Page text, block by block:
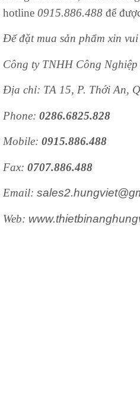
hotline 0915.886.488 để
Để đặt mua sản phẩm xin
Công ty TNHH Công
Địa chỉ: TA 15, P. Thới An,
Phone: 0286.6825.828
Mobile: 0915.886.488
Fax: 0707.886.488
Email:
Web: